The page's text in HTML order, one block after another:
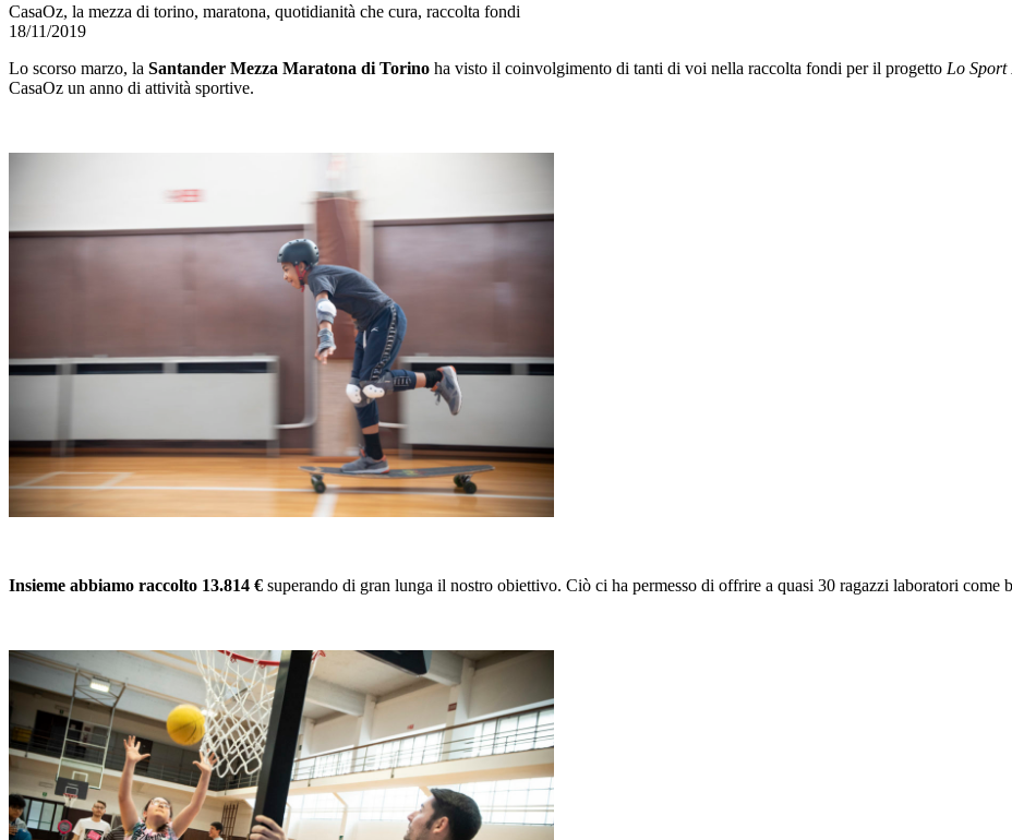
CasaOz, la mezza di torino, maratona, quotidianità che cura, raccolta fondi
18/11/2019
Lo scorso marzo, la Santander Mezza Maratona di Torino ha visto il coinvolgimento di tanti di voi nella raccolta fondi per il progetto Lo Sport
CasaOz un anno di attività sportive.
Insieme abbiamo raccolto 13.814 € superando di gran lunga il nostro obiettivo. Ciò ci ha permesso di offrire a quasi 30 ragazzi laboratori come